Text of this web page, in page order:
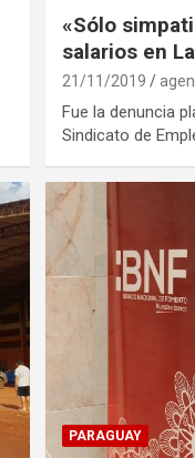
«Sólo
salarios en
21/11/2019
Fue la denuncia
Sindicato de
PARAGUAY